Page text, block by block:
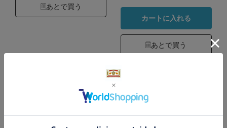
あとで買う
カートに入れる
あとで買う